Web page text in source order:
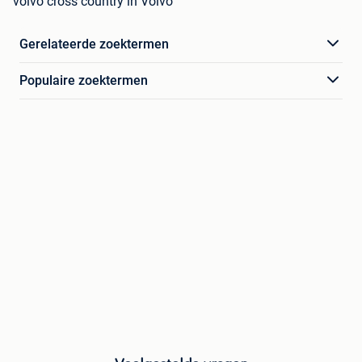
Gerelateerde zoektermen
Populaire zoektermen